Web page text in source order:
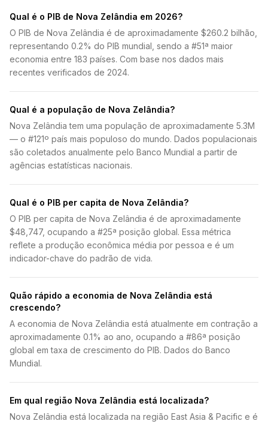
Qual é o PIB de Nova Zelândia em 2026?
O PIB de Nova Zelândia é de aproximadamente $260.2 bilhão,
representando 0.2% do PIB mundial, sendo a #51ª maior
economia entre 183 países. Com base nos dados mais
recentes verificados de 2024.
Qual é a população de Nova Zelândia?
Nova Zelândia tem uma população de aproximadamente 5.3M
— o #121º país mais populoso do mundo. Dados populacionais
são coletados anualmente pelo Banco Mundial a partir de
agências estatísticas nacionais.
Qual é o PIB per capita de Nova Zelândia?
O PIB per capita de Nova Zelândia é de aproximadamente
$48,747, ocupando a #25ª posição global. Essa métrica
reflete a produção econômica média por pessoa e é um
indicador-chave do padrão de vida.
Quão rápido a economia de Nova Zelândia está
crescendo?
A economia de Nova Zelândia está atualmente em contração a
aproximadamente 0.1% ao ano, ocupando a #86ª posição
global em taxa de crescimento do PIB. Dados do Banco
Mundial.
Em qual região Nova Zelândia está localizada?
Nova Zelândia está localizada na região East Asia & Pacific e é